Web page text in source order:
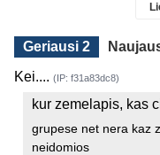
Geriausi 2
Kei.... (IP: f31a83dc8)
kur zemelapis, kas
grupese net nera kaz
neidomios